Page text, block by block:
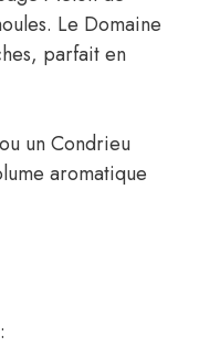
Le Domaine
parfait en
un Condrieu
aromatique